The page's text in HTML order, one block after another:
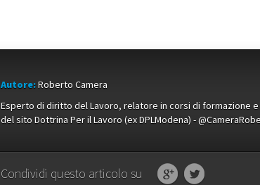
Autore:Roberto Camera
Esperto di diritto del Lavoro, relatore in corsi di formazione
del sito Dottrina Per il Lavoro (ex DPLModena) -
Condividi questo articolo su